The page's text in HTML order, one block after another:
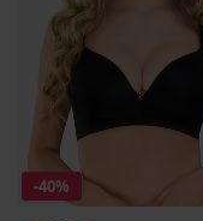
-40%